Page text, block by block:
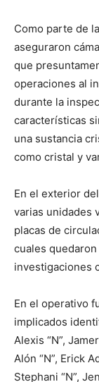
Como parte de
aseguraron
que
operaciones al
durante la
características
una sustancia
como cristal y
En el exterior
varias unidades
placas de
cuales
investigaciones
En el operativo
implicados
Alexis “N”,
Alón “N”, Erick
Stephani “N”,